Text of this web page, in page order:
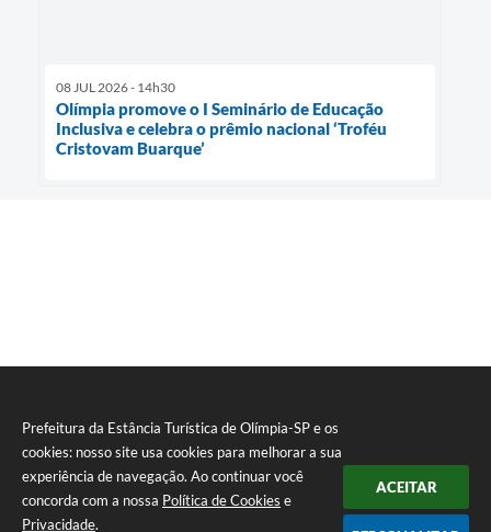
Prefeitura da Estância Turística de Olímpia-SP e os
cookies: nosso site usa cookies para melhorar a sua
experiência de navegação. Ao continuar você
concorda com a nossa Política de Cookies e
Privacidade.
ACEITAR
08 JUL 2026 - 14h30
Olímpia promove o I Seminário de Educação
Inclusiva e celebra o prêmio nacional ‘Troféu
Cristovam Buarque’